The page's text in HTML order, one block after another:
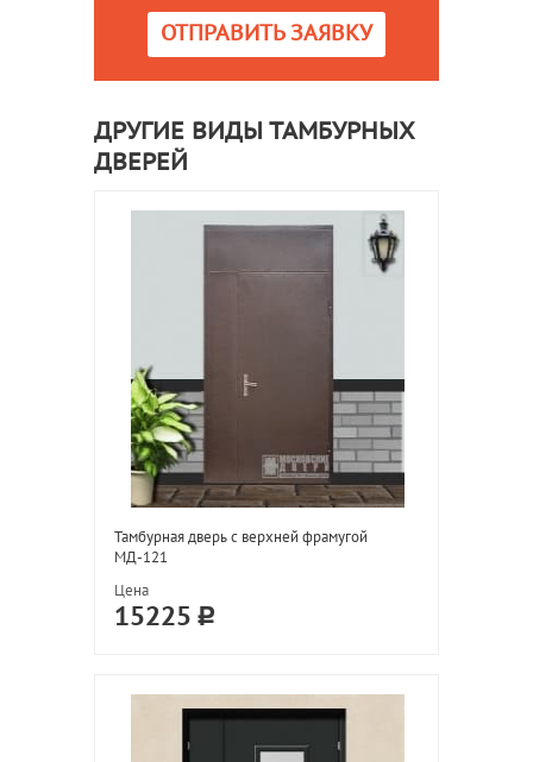
ОТПРАВИТЬ ЗАЯВКУ
ДРУГИЕ ВИДЫ ТАМБУРНЫХ
ДВЕРЕЙ
Тамбурная дверь с верхней фрамугой
МД-121
Цена
15225